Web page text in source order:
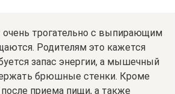
трогательно с выпирающим
Родителям это кажется
запас энергии, а мышечный
брюшные стенки. Кроме
приема пищи, а также